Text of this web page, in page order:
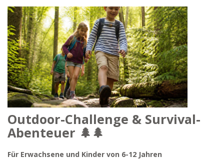
Outdoor-Challenge & Survival-
Abenteuer 🌲🌲
Für Erwachsene und Kinder von 6-12 Jahren